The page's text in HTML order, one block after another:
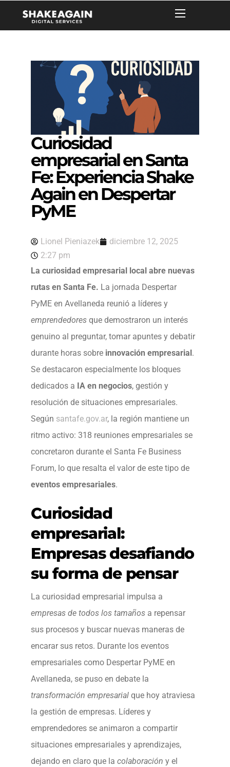
Curiosidad
empresarial en Santa
Fe: Experiencia Shake
Again en Despertar
PyME
Lionel Pieniazek
diciembre 12, 2025
2:27 pm
La curiosidad empresarial local abre nuevas
rutas en Santa Fe. La jornada Despertar
PyME en Avellaneda reunió a líderes y
emprendedores que demostraron un interés
genuino al preguntar, tomar apuntes y debatir
durante horas sobre innovación empresarial .
Se destacaron especialmente los bloques
dedicados a IA en negocios, gestión y
resolución de situaciones empresariales.
Según santafe.gov.ar, la región mantiene un
ritmo activo: 318 reuniones empresariales se
concretaron durante el Santa Fe Business
Forum, lo que resalta el valor de este tipo de
eventos empresariales.
Curiosidad
empresarial:
Empresas desafiando
su forma de pensar
La curiosidad empresarial impulsa a
empresas de todos los tamaños a repensar
sus procesos y buscar nuevas maneras de
encarar sus retos. Durante los eventos
empresariales como Despertar PyME en
Avellaneda, se puso en debate la
transformación empresarial que hoy atraviesa
la gestión de empresas. Líderes y
emprendedores se animaron a compartir
situaciones empresariales y aprendizajes,
dejando en claro que la colaboración y el